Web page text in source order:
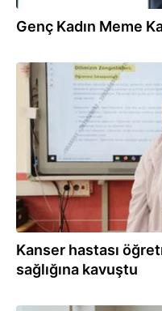
Genç Kadın Meme
03.02.2026
Kanser hastası
sağlığına kavuştu